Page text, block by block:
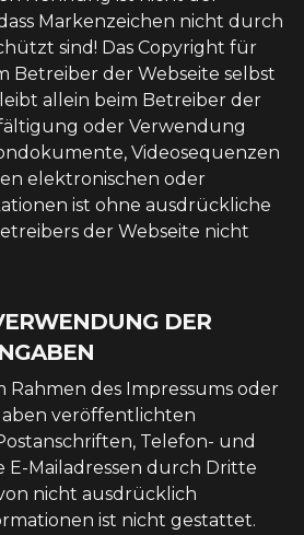
Markenzeichen nicht durch
sind! Das Copyright für
Betreiber der Webseite selbst
allein beim Betreiber der
oder Verwendung
Videosequenzen
elektronischen oder
ist ohne ausdrückliche
der Webseite nicht
DER
Rahmen des Impressums oder
veröffentlichten
Telefon- und
E-Mailadressen durch Dritte
nicht ausdrücklich
ist nicht gestattet.